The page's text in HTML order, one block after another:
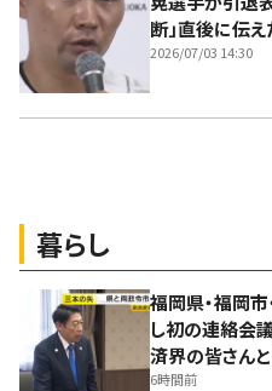
断」直後に伝
2026/07/03 14:30
暮らし
福岡県・福岡
し初の連絡会
済界の皆さん
6時間前